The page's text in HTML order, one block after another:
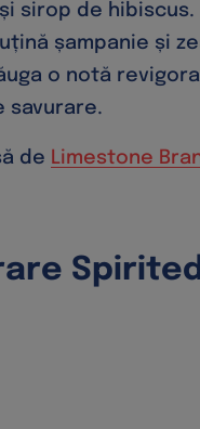
sirop de hibiscus.
șampanie și
o notă
savurare.
de Limestone
Spirited